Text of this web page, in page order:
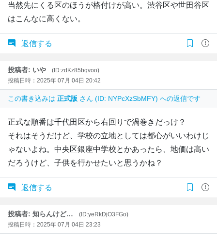
当然先にくる区のほうが格付けが高い。渋谷区や世田谷区
はこんなに高くない。
返信する
投稿者: いや
(ID:zdKz85bqvoo)
投稿日時：2025年 07月 04日 20:42
この書き込みは 正式版 さん (ID: NYPcXzSbMFY) への返信です
正式な順番は千代田区から右回りで渦巻きだっけ？
それはそうだけど、学校の立地としては都心がいいわけじ
ゃないよね。中央区銀座中学校とかあったら、地価は高い
だろうけど、子供を行かせたいと思うかね？
返信する
投稿者: 知らんけど…
(ID:yeRkDjO3FGo)
投稿日時：2025年 07月 04日 23:23